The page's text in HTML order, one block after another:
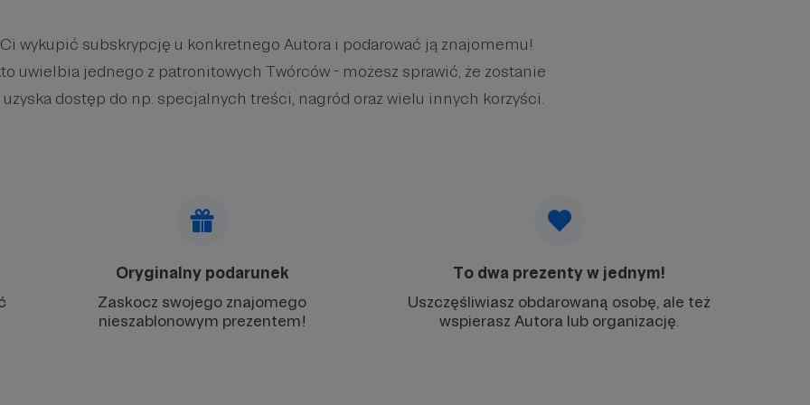
wykupić subskrypcję u konkretnego Autora i podarować ją znajomemu!
uwielbia jednego z patronitowych Twórców - możesz sprawić, że zostanie
dostęp do np. specjalnych treści, nagród oraz wielu innych korzyści.
Oryginalny podarunek
Zaskocz swojego znajomego
nieszablonowym prezentem!
To dwa prezenty w jednym!
Uszczęśliwiasz obdarowaną osobę, ale też
wspierasz Autora lub organizację.